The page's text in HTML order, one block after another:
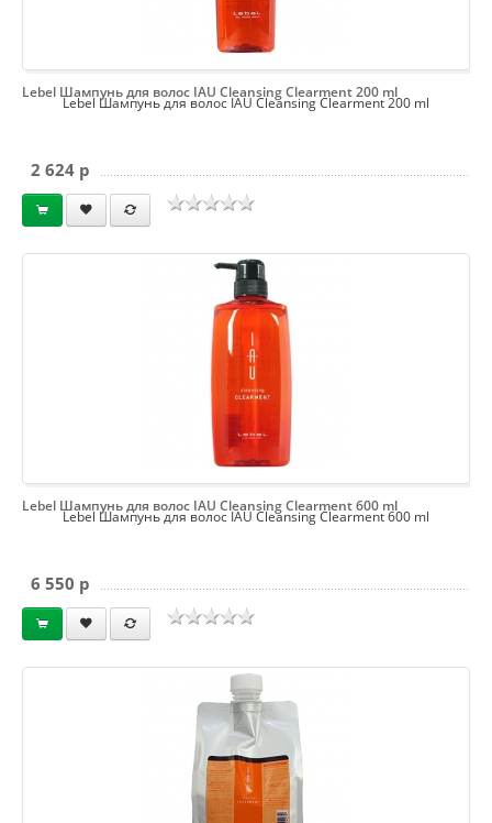
Lebel Шампунь для волос IAU Cleansing Clearment 200 ml
Lebel Шампунь для волос IAU Cleansing Clearment 200 ml
2 624 p
Lebel Шампунь для волос IAU Cleansing Clearment 600 ml
Lebel Шампунь для волос IAU Cleansing Clearment 600 ml
6 550 p